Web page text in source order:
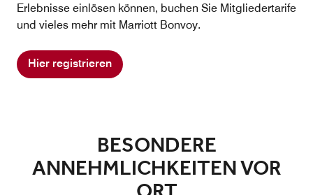
Erlebnisse einlösen können, buchen Sie Mitgliedertarife
und vieles mehr mit Marriott Bonvoy.
Hier registrieren
BESONDERE
ANNEHMLICHKEITEN VOR